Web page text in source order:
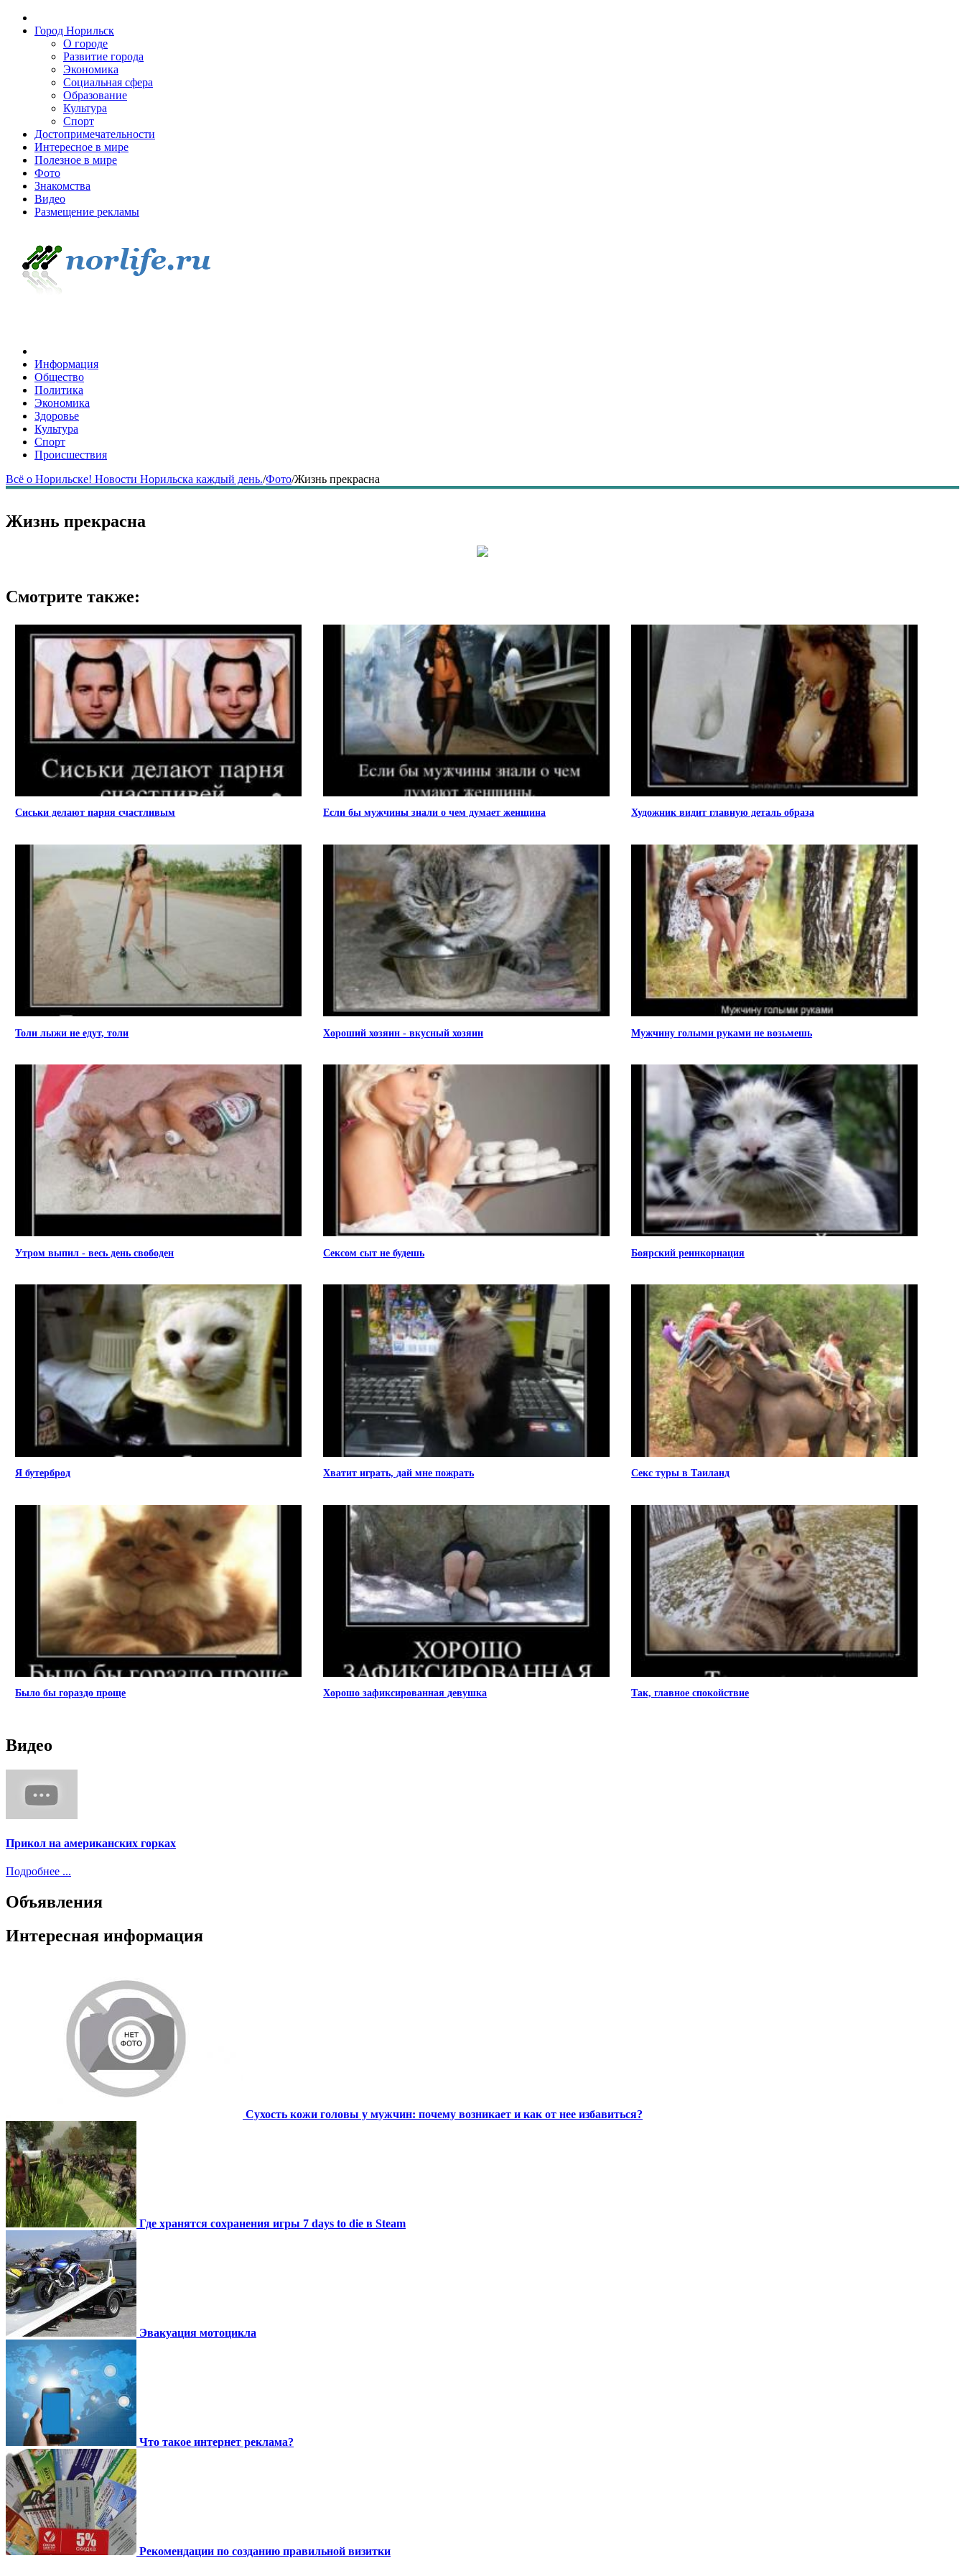
Город Норильск
О городе
Развитие города
Экономика
Социальная сфера
Образование
Культура
Спорт
Достопримечательности
Интересное в мире
Полезное в мире
Фото
Знакомства
Видео
Размещение рекламы
Информация
Общество
Политика
Экономика
Здоровье
Культура
Спорт
Происшествия
Всё о Норильске! Новости Норильска каждый день./Фото/Жизнь прекрасна
Жизнь прекрасна
Смотрите также:
Сиськи делают парня счастливым Если бы мужчины знали о чем думает женщина Художник видит главную деталь образа
Толи лыжи не едут, толи Хороший хозяин - вкусный хозяин Мужчину голыми руками не возьмешь
Утром выпил - весь день свободен Сексом сыт не будешь Боярский реинкорнация
Я бутерброд Хватит играть, дай мне пожрать Секс туры в Таиланд
Было бы гораздо проще Хорошо зафиксированная девушка Так, главное спокойствие
Видео
Прикол на американских горках
Подробнее ...
Объявления
Интересная информация
Сухость кожи головы у мужчин: почему возникает и как от нее избавиться?
Где хранятся сохранения игры 7 days to die в Steam
Эвакуация мотоцикла
Что такое интернет реклама?
Рекомендации по созданию правильной визитки